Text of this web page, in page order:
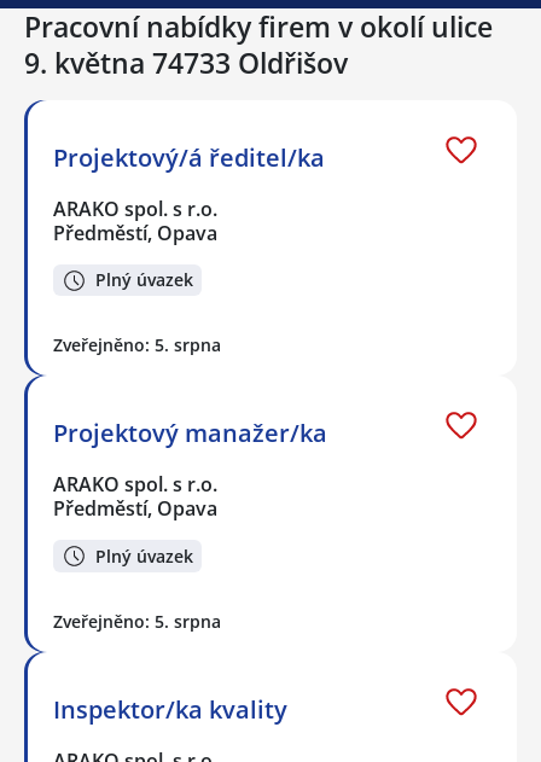
Pracovní nabídky firem v okolí ulice
9. května 74733 Oldřišov
Projektový/á ředitel/ka
ARAKO spol. s r.o.
Předměstí, Opava
Plný úvazek
Zveřejněno: 5. srpna
Projektový manažer/ka
ARAKO spol. s r.o.
Předměstí, Opava
Plný úvazek
Zveřejněno: 5. srpna
Inspektor/ka kvality